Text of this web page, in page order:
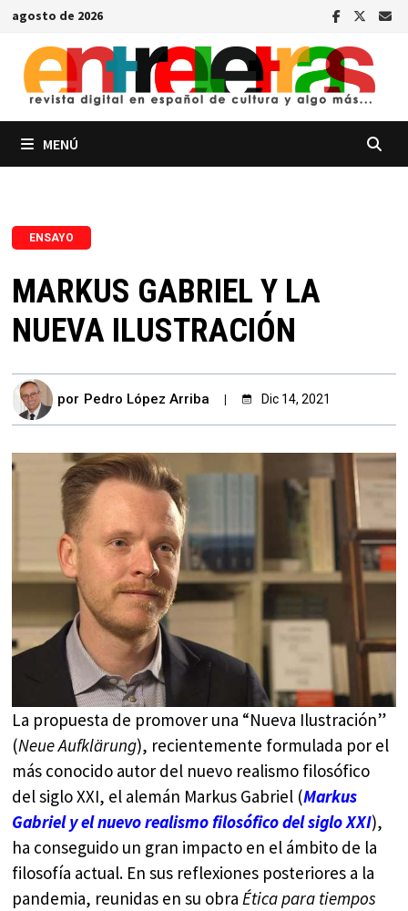
Saltar
contenido
agosto de 2026
MENÚ
ENSAYO
MARKUS GABRIEL Y LA
NUEVA ILUSTRACIÓN
por Pedro López Arriba Dic 14, 2021
La propuesta de promover una “Nueva Ilustración”
(Neue Aufklärung), recientemente formulada por el
más conocido autor del nuevo realismo filosófico
del siglo XXI, el alemán Markus Gabriel (Markus
Gabriel y el nuevo realismo filosófico del siglo XXI),
ha conseguido un gran impacto en el ámbito de la
filosofía actual. En sus reflexiones posteriores a la
pandemia, reunidas en su obraÉtica para tiempos